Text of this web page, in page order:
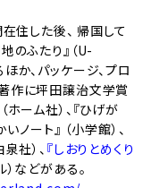
住した後、 帰国して
のふたり』（U-
か、パッケージ、プロ
作に坪田譲治文学賞
（ホーム社）、 『ひげが
いノート 』 （小学館）、
泉社）、 『しおりとめくり
）などがある。